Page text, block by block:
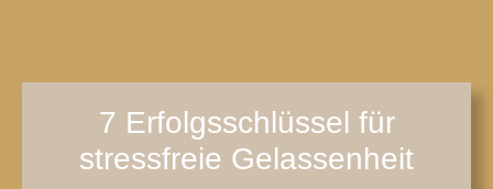
7 Erfolgsschlüssel für
stressfreie Gelassenheit